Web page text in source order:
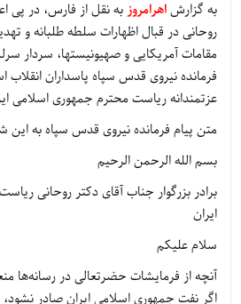
به گزارشاهرامروز به نقل از فارس، در
روحانی در قبال اظهارات سلطه طلبانه و
مقامات آمریکایی و صهیونیستها، سردار
فرمانده نیروی قدس سپاه پاسداران انقلاب
عزتمندانه ریاست محترم جمهوری اسلامی
متن پیام فرمانده نیروی قدس سپاه به
بسم الله الرحمن الرحیم
برادر بزرگوار جناب آقای دکتر روحانی
ایران
سلام علیکم
آنچه از فرمایشات حضرتعالی در رسانه‌ها
اگر نفت جمهوری اسلامی ایران صادر